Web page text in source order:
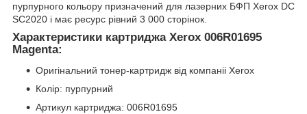
пурпурного кольору призначений для лазерних БФП Xerox DC
SC2020 і має ресурс рівний 3 000 сторінок.
Характеристики картриджа Xerox 006R01695
Magenta:
Оригінальний тонер-картридж від компаніі Xerox
Колір: пурпурний
Артикул картриджа: 006R01695